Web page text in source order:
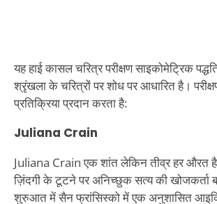
यह हाई कासल चरित्र परीक्षण साइकोमेट्रिक
श्रृंखला के चरित्रों पर शोध पर आधारित है।
प्रतिक्रिया प्रदान करता है:
Juliana Crain
Juliana Crain एक शांत लेकिन तीव्र हर औरत है
ज़िंदगी के टूटने पर अनिच्छुक सत्य की खोजकर्ता
शुरुआत में सैन फ्रांसिस्को में एक अनुशासित